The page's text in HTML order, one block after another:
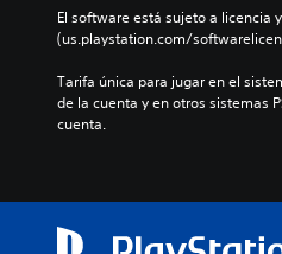
El software está sujeto a licencia
(us.playstation.com/
Tarifa única para jugar en el
de la cuenta y en otros sistemas
cuenta.